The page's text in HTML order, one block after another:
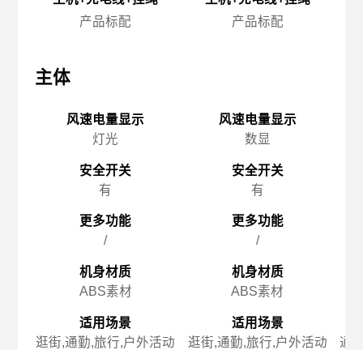
产品标配
主体
风速电量显示
灯光
安全开关
有
更多功能
/
机身材质
ABS素材
适用场景
逛街,通勤,旅行,户外活动
产品标配
风速电量显示
数显
安全开关
有
更多功能
/
机身材质
ABS素材
适用场景
逛街,通勤,旅行,户外活动
通